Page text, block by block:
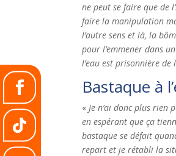
ne peut se faire que de
faire la manipulation
l’autre sens et là, la
pour l’emmener dans
l’eau est prisonnière de
Bastaque à
« Je n’ai donc plus
en espérant que ça
bastaque se défait
repart et je rétabli la